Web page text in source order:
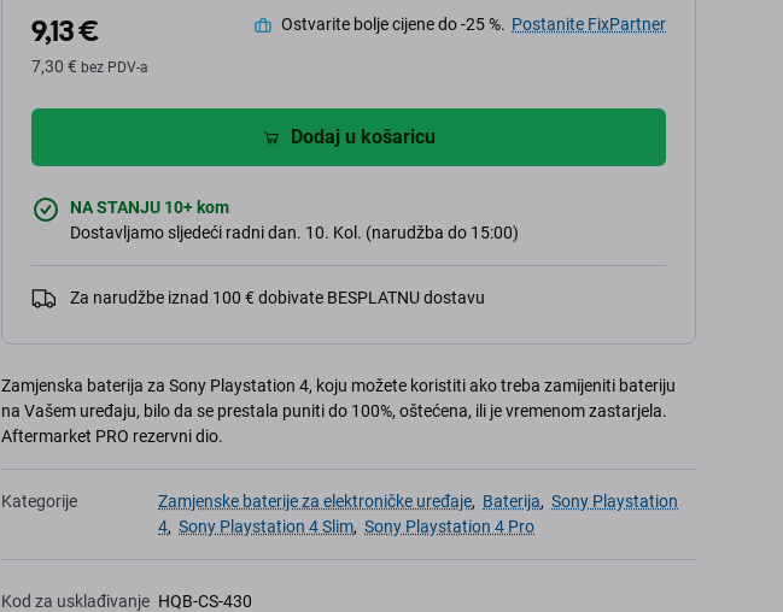
9,13 €
7,30 € bez PDV-a
Ostvarite bolje cijene do -25 %. Postanite FixPartner
Dodaj u košaricu
NA STANJU 10+ kom
Dostavljamo sljedeći radni dan. 10. Kol. (narudžba do 15:00)
Za narudžbe iznad 100 € dobivate BESPLATNU dostavu
Zamjenska baterija za Sony Playstation 4, koju možete koristiti ako treba zamijeniti bateriju
na Vašem uređaju, bilo da se prestala puniti do 100%, oštećena, ili je vremenom zastarjela.
Aftermarket PRO rezervni dio.
Kategorije Zamjenske baterije za elektroničke uređaje, Baterija, Sony Playstation
4, Sony Playstation 4 Slim, Sony Playstation 4 Pro
Kod za usklađivanje HQB-CS-430